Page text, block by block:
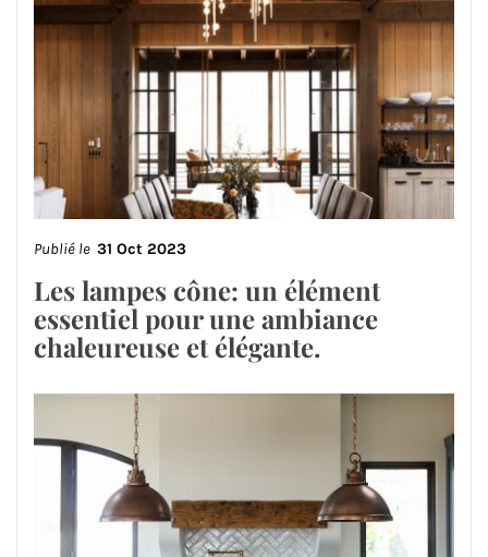
Publié le 31 Oct 2023
Les lampes cône: un élément
essentiel pour une ambiance
chaleureuse et élégante.